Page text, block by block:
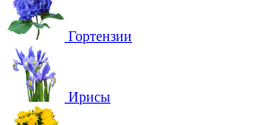
Гортензии
Ирисы